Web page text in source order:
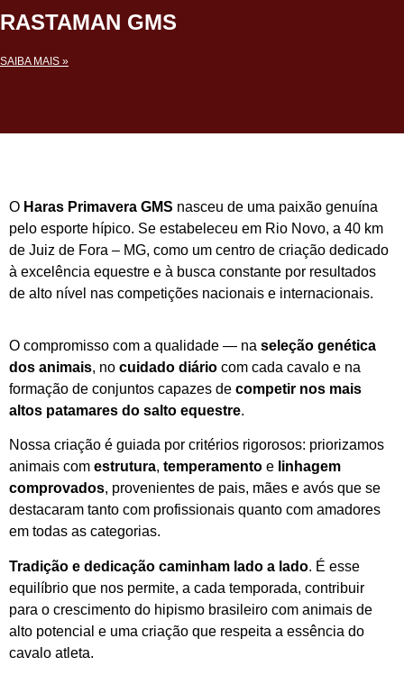
RASTAMAN GMS
SAIBA MAIS »
O Haras Primavera GMS nasceu de uma paixão genuína
pelo esporte hípico. Se estabeleceu em Rio Novo, a 40 km
de Juiz de Fora – MG, como um centro de criação dedicado
à excelência equestre e à busca constante por resultados
de alto nível nas competições nacionais e internacionais.
O compromisso com a qualidade — na seleção genética
dos animais, no cuidado diário com cada cavalo e na
formação de conjuntos capazes de competir nos mais
altos patamares do salto equestre.
Nossa criação é guiada por critérios rigorosos: priorizamos
animais com estrutura, temperamento e linhagem
comprovados, provenientes de pais, mães e avós que se
destacaram tanto com profissionais quanto com amadores
em todas as categorias.
Tradição e dedicação caminham lado a lado. É esse
equilíbrio que nos permite, a cada temporada, contribuir
para o crescimento do hipismo brasileiro com animais de
alto potencial e uma criação que respeita a essência do
cavalo atleta.